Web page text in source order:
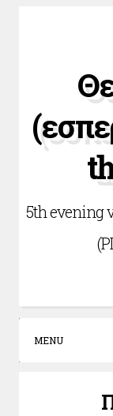
5th evening
MENU